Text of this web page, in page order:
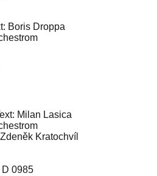
Boris Droppa
Milan Lasica
Kratochvíl
0985